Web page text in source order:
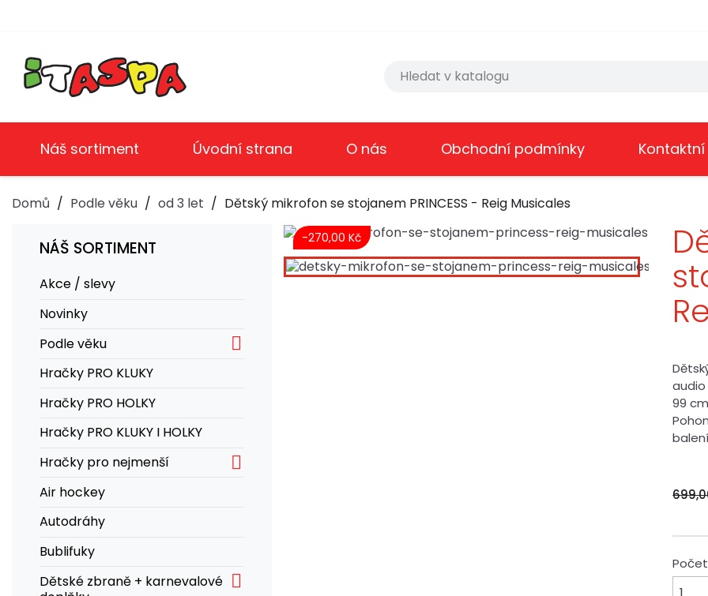
Náš sortiment Úvodní strana O nás Obchodní podmínky
Domů Podle věku od 3 let Dětský mikrofon se stojanem PRINCESS - Reig Musicales
NÁŠ SORTIMENT
Akce / slevy
Novinky
Podle věku

Hračky PRO KLUKY
Hračky PRO HOLKY
Hračky PRO KLUKY I HOLKY
Hračky pro nejmenší

Air hockey
Autodráhy
Bublifuky
Dětské zbraně + karnevalové 
-270,00 Kč
99
Počet